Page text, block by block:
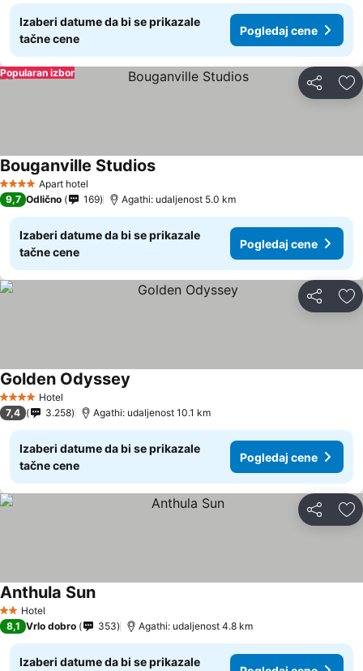
Izaberi datume da bi se prikazale
tačne cene
Pogledaj cene
Deli
Popularan izbor
4 ZvezdiceApart hotel
Bouganville Studios
9,7 Odlično 169 Agathi: udaljenost 5.0 km
Izaberi datume da bi se prikazale
tačne cene
Pogledaj cene
Deli
4 ZvezdiceHotel
Golden Odyssey
7,4 3.258 Agathi: udaljenost 10.1 km
Izaberi datume da bi se prikazale
tačne cene
Pogledaj cene
Deli
2 Zvezdice
Hotel
Anthula Sun
8,1 Vrlo dobro 353 Agathi: udaljenost 4.8 km
Izaberi datume da bi se prikazale